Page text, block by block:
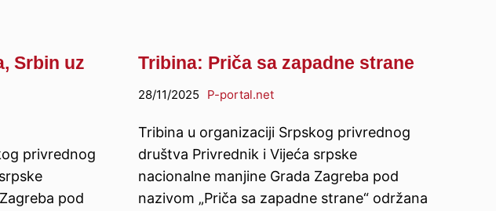
Srbin uz
privrednog
pod
Tribina: Priča sa zapadne strane
28/11/2025 P-portal.net
Tribina u organizaciji Srpskog privrednog
društva Privrednik i Vijeća srpske
nacionalne manjine Grada Zagreba pod
nazivom „Priča sa zapadne strane“ održana